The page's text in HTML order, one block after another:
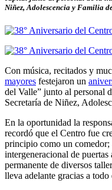
Niñez, Adolescencia y Familia
Con música, recitados y
mayores festejaron un
del Valle” junto al personal
Secretaría de Niñez,
En la oportunidad la
recordó que el Centro fue
principio como un comedor;
intergeneracional de
permanente de diversos
lleva adelante gracias a todo